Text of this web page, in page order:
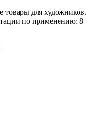
товары для художников.
по применению: 8